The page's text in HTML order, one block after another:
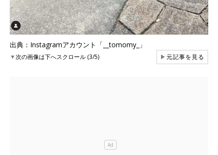
出典：Instagramアカウント「__tomomy_」
▼次の画像は下へスクロール (3/5) ▶元記事を見る